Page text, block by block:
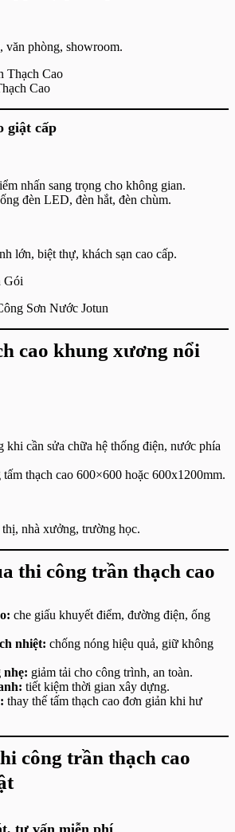
văn phòng, showroom.
Cao
giật cấp
nhấn sang trọng cho không gian.
đèn LED, đèn hắt, đèn chùm.
lớn, biệt thự, khách sạn cao cấp.
cao khung xương nổi
khi cần sửa chữa hệ thống điện, nước phía
thạch cao 600×600 hoặc 600x1200mm.
nhà xưởng, trường học.
thi công trần thạch cao
che giấu khuyết điểm, đường điện, ống
nhiệt: chống nóng hiệu quả, giữ không
nhẹ: giảm tải cho công trình, an toàn.
tiết kiệm thời gian xây dựng.
thay thế tấm thạch cao đơn giản khi hư
công trần thạch cao
tư vấn miễn phí